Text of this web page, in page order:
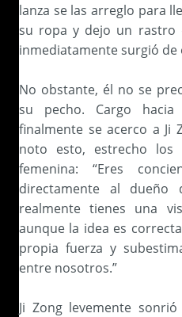
lanza se las arreglo para
su ropa y dejo un rastro
inmediatamente surgió de
No obstante, él no se
su pecho. Cargo
finalmente se acerco a Ji
noto esto, estrecho
femenina: “Eres
directamente al dueño
realmente tienes una
aunque la idea es
propia fuerza y
entre nosotros.”
Ji Zong levemente